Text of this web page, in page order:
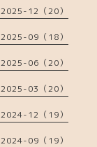
2025-12（20）
2025-09（18）
2025-06（20）
2025-03（20）
2024-12（19）
2024-09（19）